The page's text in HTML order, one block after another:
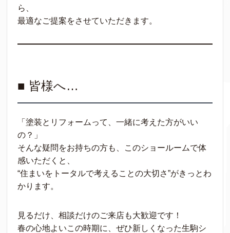
ら、
最適なご提案をさせていただきます。
■ 皆様へ…
「塗装とリフォームって、一緒に考えた方がいい
の？」
そんな疑問をお持ちの方も、このショールームで体
感いただくと、
“住まいをトータルで考えることの大切さ”がきっとわ
かります。
見るだけ、相談だけのご来店も大歓迎です！
春の心地よいこの時期に、ぜひ新しくなった生駒シ